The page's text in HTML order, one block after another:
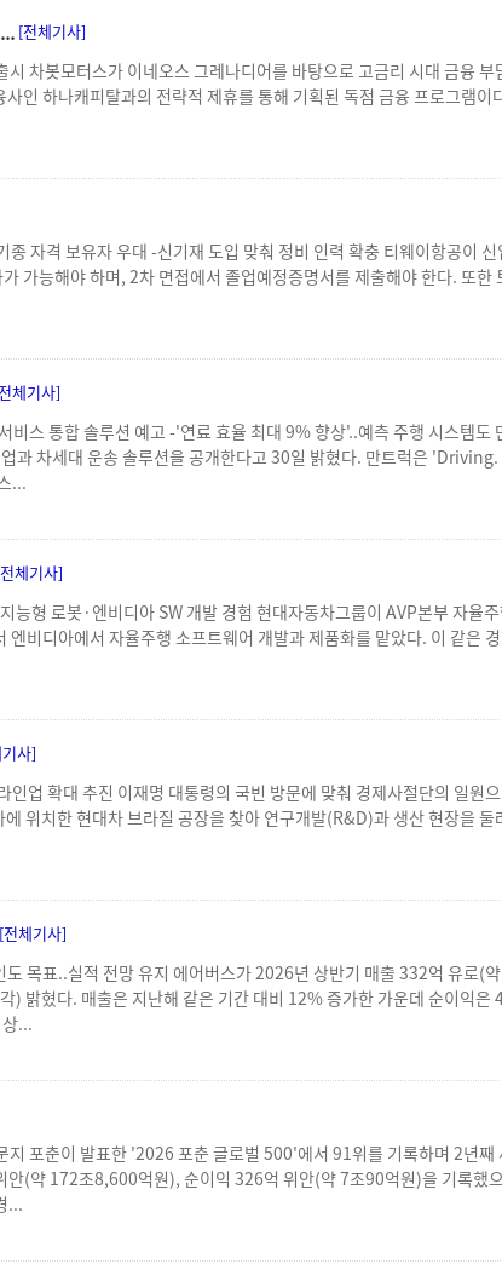
[전체기사]
차봇모터스가 이네오스 그레나디어를 바탕으로 고금리 시대 금융
인 하나캐피탈과의 전략적 제휴를 통해 기획된 독점 금융 프로그램
자격 보유자 우대 -신기재 도입 맞춰 정비 인력 확충 티웨이항공이
가능해야 하며, 2차 면접에서 졸업예정증명서를 제출해야 한다. 또
체기사]
스 통합 솔루션 예고 -'연료 효율 최대 9% 향상'..예측 주행 시스템
차세대 운송 솔루션을 공개한다고 30일 밝혔다. 만트럭은
...
체기사]
능형 로봇·엔비디아 SW 개발 경험 현대자동차그룹이 AVP본부 자율
비디아에서 자율주행 소프트웨어 개발과 제품화를 맡았다. 이 같은
사]
업 확대 추진 이재명 대통령의 국빈 방문에 맞춰 경제사절단의 일원
위치한 현대차 브라질 공장을 찾아 연구개발(R&D)과 생산 현장을
[전체기사]
목표..실적 전망 유지 에어버스가 2026년 상반기 매출 332억 유로
밝혔다. 매출은 지난해 같은 기간 대비 12% 증가한 가운데 순이익은
상...
지 포춘이 발표한 '2026 포춘 글로벌 500'에서 91위를 기록하며 2년
(약 172조8,600억원), 순이익 326억 위안(약 7조90억원)을 기록했
...